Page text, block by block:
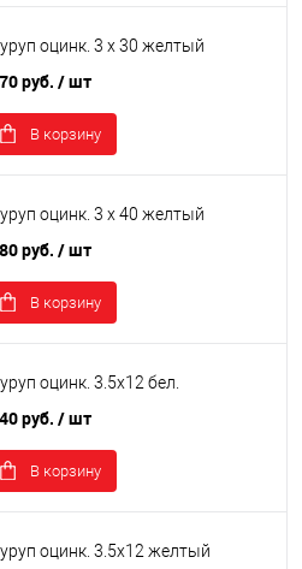
оцинк. 3 х 30 желтый
руб. / шт
В корзину
оцинк. 3 х 40 желтый
руб. / шт
В корзину
оцинк. 3.5х12 бел.
руб. / шт
В корзину
оцинк. 3.5х12 желтый